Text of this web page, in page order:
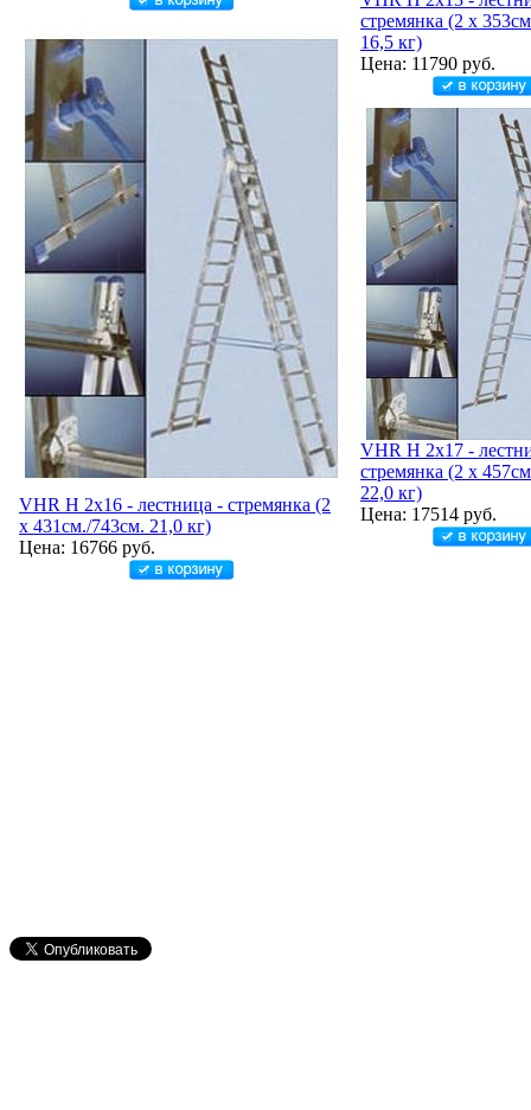
VHR H 2x16 - лестница - стремянка (2
х 431см./743см. 21,0 кг)
Цена: 16766 руб.
стремянка (2 х
16,5 кг)
Цена: 11790 руб.
VHR H 2x17 -
стремянка (2 х
22,0 кг)
Цена: 17514 руб.